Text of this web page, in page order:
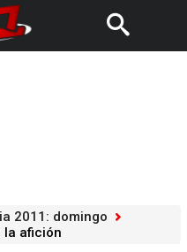
2011: domingo
la afición